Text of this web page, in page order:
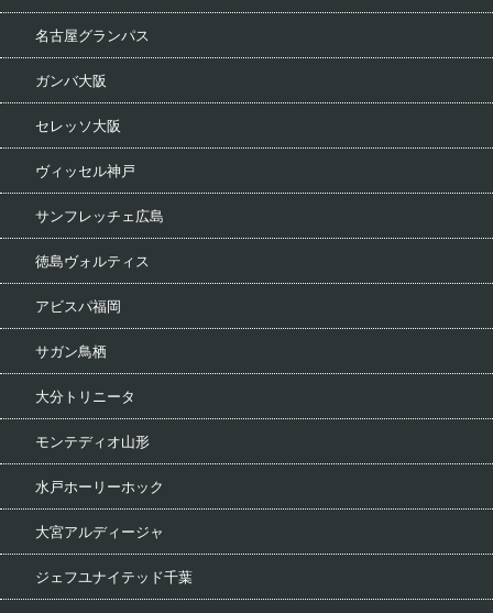
名古屋グランパス
ガンバ大阪
セレッソ大阪
ヴィッセル神戸
サンフレッチェ広島
徳島ヴォルティス
アビスパ福岡
サガン鳥栖
大分トリニータ
モンテディオ山形
水戸ホーリーホック
大宮アルディージャ
ジェフユナイテッド千葉